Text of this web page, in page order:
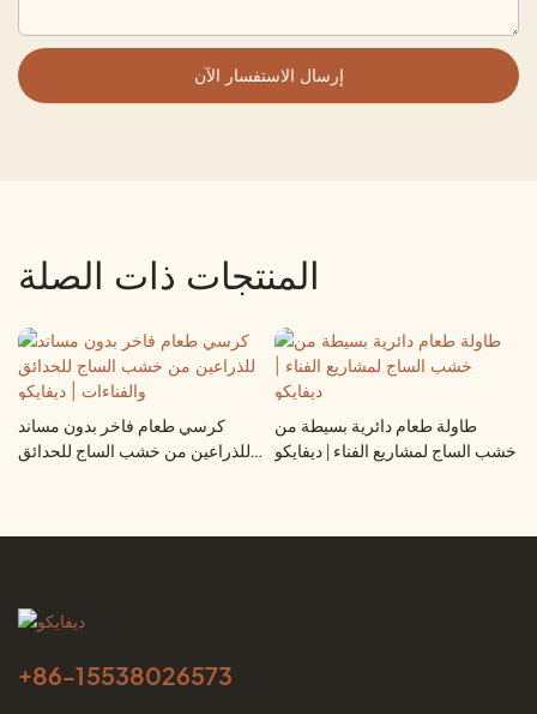
إرسال الاستفسار الآن
المنتجات ذات الصلة
كرسي طعام فاخر بدون مساند
للذراعين من خشب الساج للحدائق
طاولة طعام دائرية بسيطة من
خشب الساج لمشاريع الفناء | ديفايكو
+86-15538026573